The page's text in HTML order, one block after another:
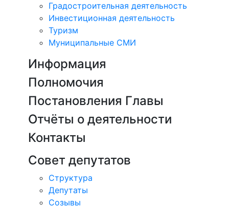
Градостроительная деятельность
Инвестиционная деятельность
Туризм
Муниципальные СМИ
Информация
Полномочия
Постановления Главы
Отчёты о деятельности
Контакты
Совет депутатов
Структура
Депутаты
Созывы